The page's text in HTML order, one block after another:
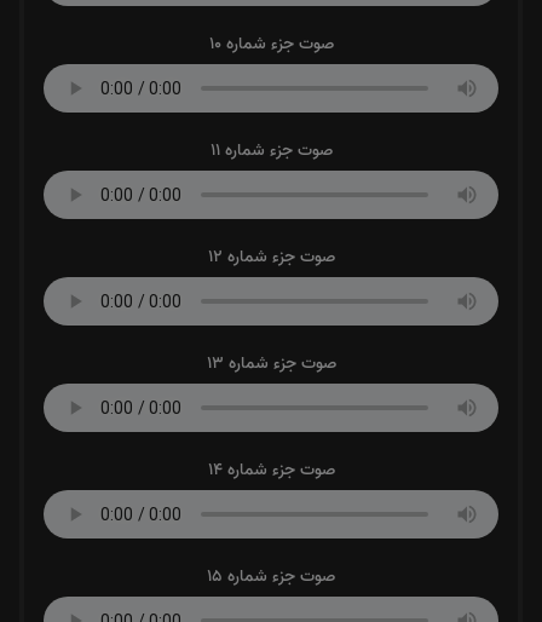
صوت جزء شماره 10
صوت جزء شماره 11
صوت جزء شماره 12
صوت جزء شماره 13
صوت جزء شماره 14
صوت جزء شماره 15